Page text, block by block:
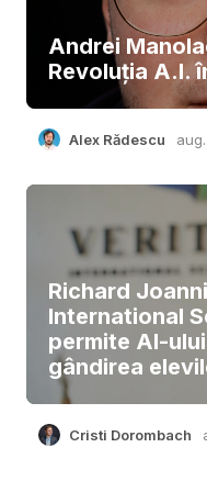
Andrei
Revoluția A.I.
Alex Rădescu
Richard
International
permite AI-
gândirea
Cristi Dorombach